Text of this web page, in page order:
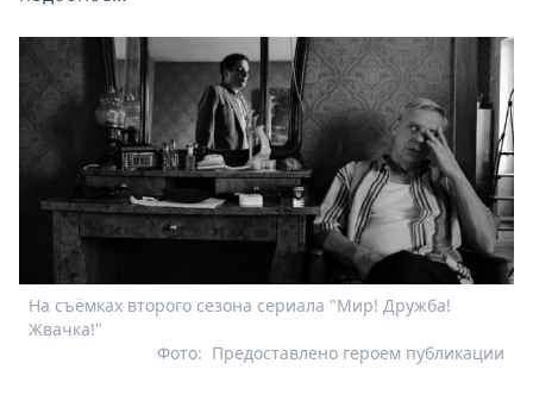
На съёмках второго сезона сериала "Мир! Дружба!
Жвачка!"
Предоставлено героем публикации
Фото: